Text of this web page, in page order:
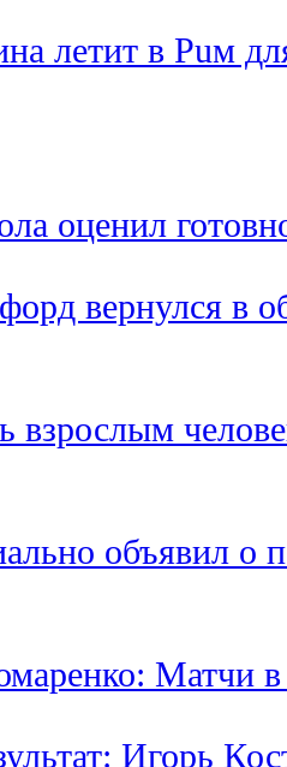
летит в Puм
оценил
вернулся в
взрослым
объявил о
Матчи в
Игорь